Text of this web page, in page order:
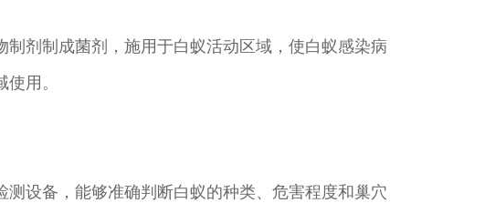
剂制成菌剂，施用于白蚁活动区域，使白蚁感染病
用。
设备，能够准确判断白蚁的种类、危害程度和巢穴